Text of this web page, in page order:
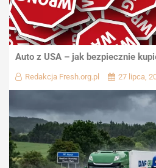
Auto z USA – jak bezpiecznie
Redakcja Fresh.org.pl 27 lipca,